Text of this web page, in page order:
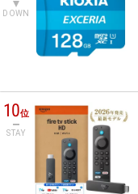
DOWN
10位
STAY